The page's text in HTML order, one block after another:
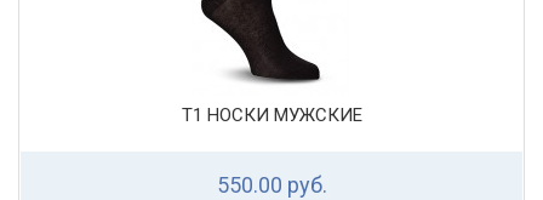
Т1 НОСКИ МУЖСКИЕ
550.00 руб.